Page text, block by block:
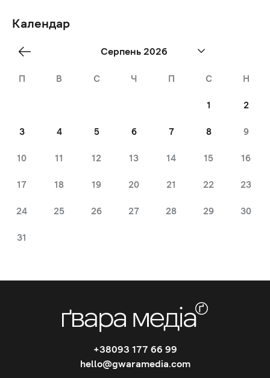
Календар
Серпень 2026
П В С Ч П С Н
1 2
3 4 5 6 7 8 9
10 11 12 13 14 15 16
17 18 19 20 21 22 23
24 25 26 27 28 29 30
31
«
Jul
+38093 177 66 99
hello@gwaramedia.com